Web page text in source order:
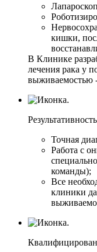
кишки,
В Клинике
лечения рака у
выживаемостью
Точная
Работа с
команды);
Все
клиники